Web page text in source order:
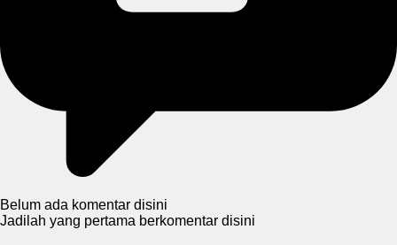
Belum ada komentar disini
Jadilah yang pertama berkomentar disini